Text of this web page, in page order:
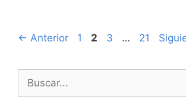
Navegación
entradas
← Anterior Página
1 Página
2 Página
3 … Página
21